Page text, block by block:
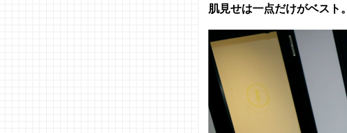
肌見せは一点だけがベスト。